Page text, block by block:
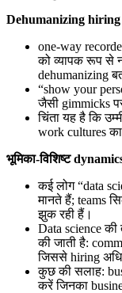
Dehumanizing hiring
one-way
को व्यापक रूप से
dehumanizing
“show your
जैसी gimmicks
चिंता यह है कि
work cultures
भूमिका-विशिष्ट
कई लोग “data
मानते हैं; teams
झुक रही हैं।
Data science
की जाती है:
जिससे hiring
कुछ की सलाह:
करें जिनका